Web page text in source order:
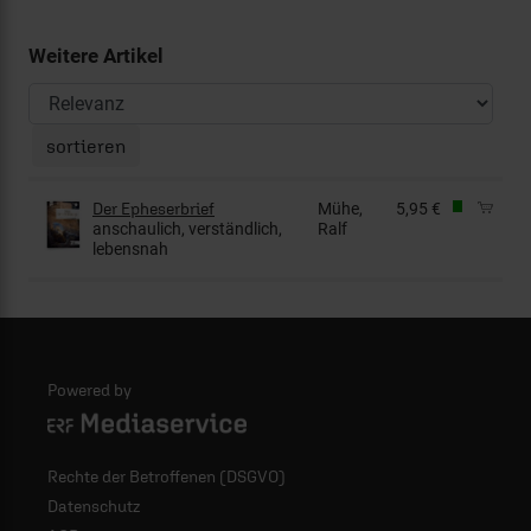
Weitere Artikel
Der Epheserbrief
anschaulich, verständlich,
lebensnah
Mühe,
Ralf
5,95 €
Powered by
Logo - ERF Mediaservice
Rechte der Betroffenen (DSGVO)
Datenschutz